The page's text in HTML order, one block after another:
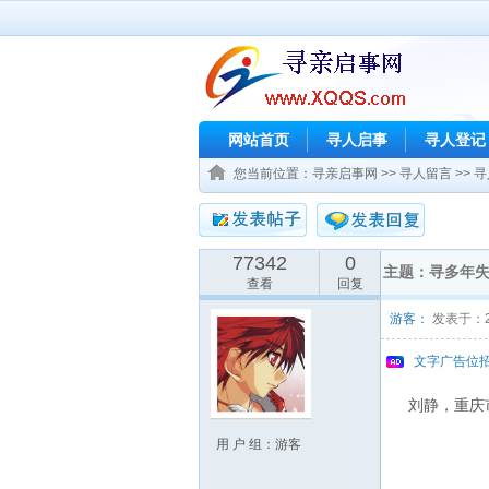
网站首页 寻人启事 寻人登记
您当前位置： 寻亲启事网 >> 寻人留言 >>
77342
查看
0
回复
主题：寻多年
用 户 组：游客
游客： 发表于
文字广告位
刘静，重